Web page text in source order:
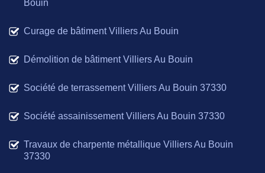
Bouin
Curage de bâtiment Villiers Au Bouin
Démolition de bâtiment Villiers Au Bouin
Société de terrassement Villiers Au Bouin 37330
Société assainissement Villiers Au Bouin 37330
Travaux de charpente métallique Villiers Au Bouin
37330